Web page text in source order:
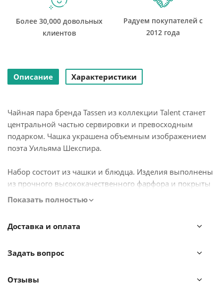
Более 30,000 довольных
клиентов
Радуем покупателей с
2012 года
Описание Характеристики
Чайная пара бренда Tassen из коллекции Talent станет
центральной частью сервировки и превосходным
подарком. Чашка украшена объемным изображением
поэта Уильяма Шекспира.
Набор состоит из чашки и блюдца. Изделия выполнены
из прочного высококачественного фарфора и покрыты
эмалью. Диаметр блюдца: 15 см. Размер чашки (ВхШхГ):
микроволновую печь.
Показать полностью
Доставка и оплата
Задать вопрос
Отзывы